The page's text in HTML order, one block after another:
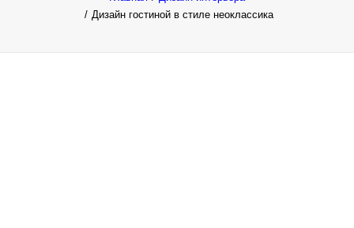
Дизайн гостиной в стиле неоклассика